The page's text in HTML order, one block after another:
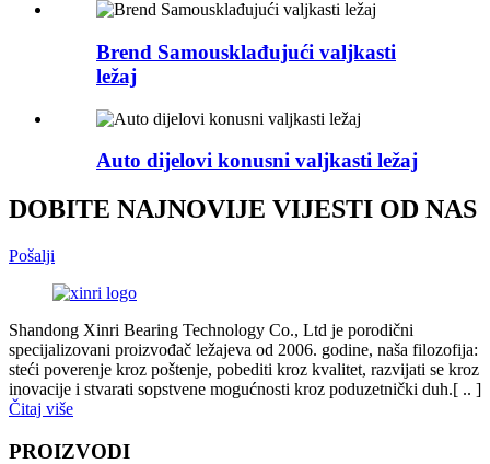
Brend Samousklađujući valjkasti
ležaj
Auto dijelovi konusni valjkasti ležaj
DOBITE NAJNOVIJE VIJESTI OD NAS
Pošalji
Shandong Xinri Bearing Technology Co., Ltd je porodični
specijalizovani proizvođač ležajeva od 2006. godine, naša filozofija:
steći poverenje kroz poštenje, pobediti kroz kvalitet, razvijati se kroz
inovacije i stvarati sopstvene mogućnosti kroz poduzetnički duh.[ .. ]
Čitaj više
PROIZVODI